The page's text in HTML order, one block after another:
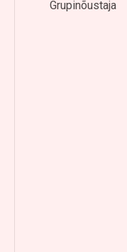
Grupinõustaja